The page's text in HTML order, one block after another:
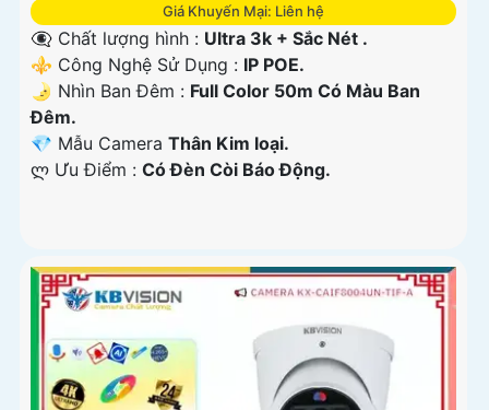
Giá Khuyến Mại: Liên hệ
👁️‍🗨 Chất lượng hình : Ultra 3k + Sắc Nét .
⚜️ Công Nghệ Sử Dụng : IP POE.
🌛 Nhìn Ban Đêm : Full Color 50m Có Màu Ban
Ðêm.
💎 Mẫu Camera Thân Kim loại.
️ლ Ưu Điểm : Có Ðèn Còi Báo Động.